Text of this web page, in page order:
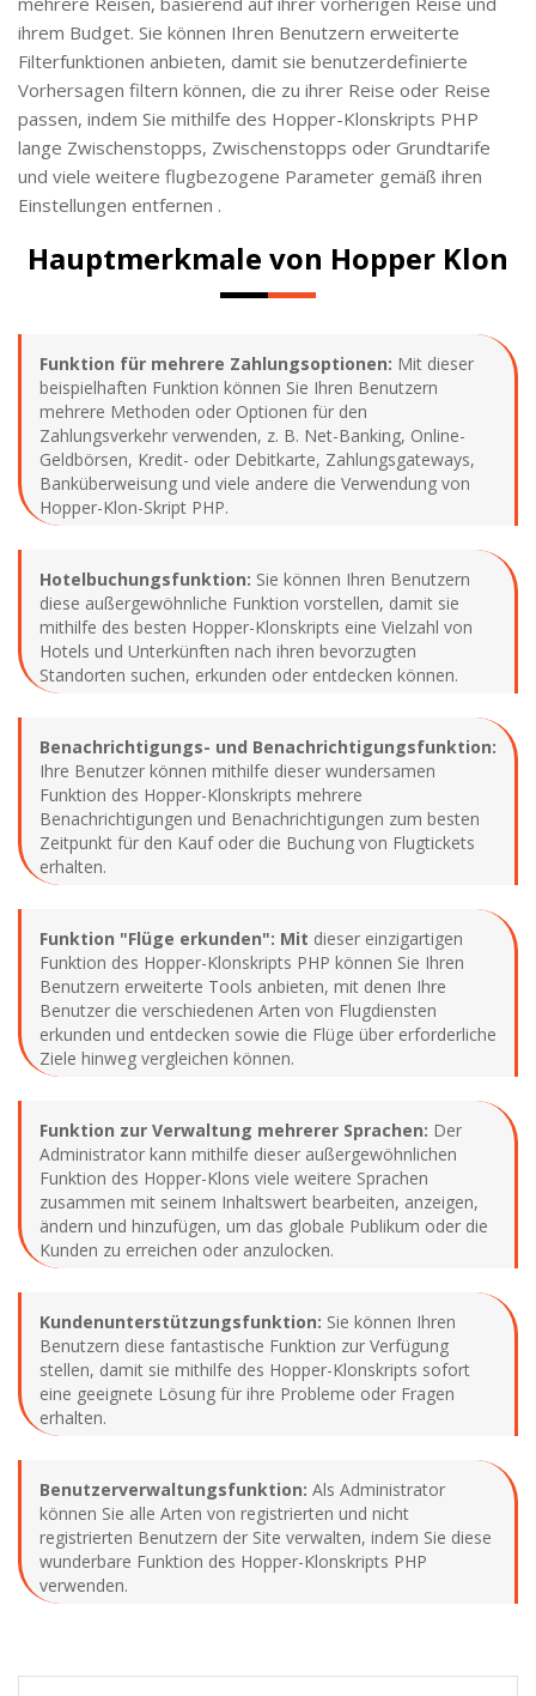
ihrem Budget. Sie können Ihren Benutzern erweiterte
Filterfunktionen anbieten, damit sie benutzerdefinierte
Vorhersagen filtern können, die zu ihrer Reise oder Reise
passen, indem Sie mithilfe des Hopper-Klonskripts PHP
lange Zwischenstopps, Zwischenstopps oder Grundtarife
und viele weitere flugbezogene Parameter gemäß ihren
Einstellungen entfernen .
Hauptmerkmale von Hopper Klon
Funktion für mehrere Zahlungsoptionen: Mit dieser
beispielhaften Funktion können Sie Ihren Benutzern
mehrere Methoden oder Optionen für den
Zahlungsverkehr verwenden, z. B. Net-Banking, Online-
Geldbörsen, Kredit- oder Debitkarte, Zahlungsgateways,
Banküberweisung und viele andere die Verwendung von
Hopper-Klon-Skript PHP.
Hotelbuchungsfunktion: Sie können Ihren Benutzern
diese außergewöhnliche Funktion vorstellen, damit sie
mithilfe des besten Hopper-Klonskripts eine Vielzahl von
Hotels und Unterkünften nach ihren bevorzugten
Standorten suchen, erkunden oder entdecken können.
Benachrichtigungs- und Benachrichtigungsfunktion:
Ihre Benutzer können mithilfe dieser wundersamen
Funktion des Hopper-Klonskripts mehrere
Benachrichtigungen und Benachrichtigungen zum besten
Zeitpunkt für den Kauf oder die Buchung von Flugtickets
erhalten.
Funktion "Flüge erkunden": Mit dieser einzigartigen
Funktion des Hopper-Klonskripts PHP können Sie Ihren
Benutzern erweiterte Tools anbieten, mit denen Ihre
Benutzer die verschiedenen Arten von Flugdiensten
erkunden und entdecken sowie die Flüge über erforderliche
Ziele hinweg vergleichen können.
Funktion zur Verwaltung mehrerer Sprachen: Der
Administrator kann mithilfe dieser außergewöhnlichen
Funktion des Hopper-Klons viele weitere Sprachen
zusammen mit seinem Inhaltswert bearbeiten, anzeigen,
ändern und hinzufügen, um das globale Publikum oder die
Kunden zu erreichen oder anzulocken.
Kundenunterstützungsfunktion: Sie können Ihren
Benutzern diese fantastische Funktion zur Verfügung
stellen, damit sie mithilfe des Hopper-Klonskripts sofort
eine geeignete Lösung für ihre Probleme oder Fragen
erhalten.
Benutzerverwaltungsfunktion: Als Administrator
können Sie alle Arten von registrierten und nicht
registrierten Benutzern der Site verwalten, indem Sie diese
wunderbare Funktion des Hopper-Klonskripts PHP
verwenden.